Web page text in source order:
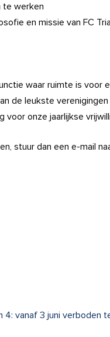
te werken
en missie van FC
waar ruimte is voor
de leukste verenigingen
voor onze jaarlijkse
stuur dan een e-mail
4: vanaf 3 juni verboden